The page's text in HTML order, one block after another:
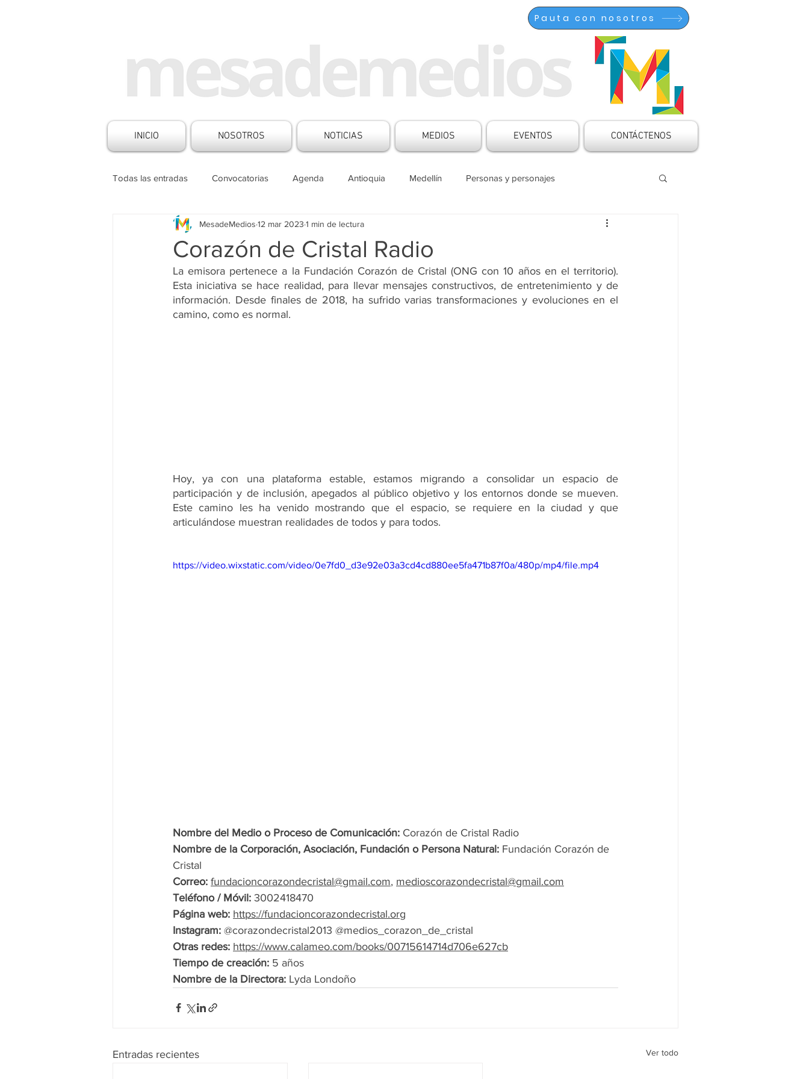
Pauta con nosotros
INICIO NOSOTROS NOTICIAS MEDIOS EVENTOS CONTÁCTENOS
Todas las entradas Convocatorias Agenda Antioquia Medellín Personas y personajes
Historias de Medios Noticias Mesa de Medios Boletines Articulaciones
Noticias Nacionales Institucional Medios Impresos Medio Digital Medio Audiovisual Medio Radial
Festivales de Cine
Corazón de Cristal Radio
MesadeMedios 12 mar 2023 1 min de lectura
La emisora pertenece a la Fundación Corazón de Cristal (ONG con 10 años en el territorio).
Esta iniciativa se hace realidad, para llevar mensajes constructivos, de entretenimiento y de
información. Desde finales de 2018, ha sufrido varias transformaciones y evoluciones en el
camino, como es normal.
Hoy, ya con una plataforma estable, estamos migrando a consolidar un espacio de
participación y de inclusión, apegados al público objetivo y los entornos donde se mueven.
Este camino les ha venido mostrando que el espacio, se requiere en la ciudad y que
articulándose muestran realidades de todos y para todos.
https://video.wixstatic.com/video/0e7fd0_d3e92e03a3cd4cd880ee5fa471b87f0a/480p/mp4/file.mp4
Nombre del Medio o Proceso de Comunicación: Corazón de Cristal Radio
Nombre de la Corporación, Asociación, Fundación o Persona Natural: Fundación Corazón de
Cristal
Correo: fundacioncorazondecristal@gmail.com, medioscorazondecristal@gmail.com
Teléfono / Móvil: 3002418470
Página web: https://fundacioncorazondecristal.org
Instagram: @corazondecristal2013 @medios_corazon_de_cristal
Otras redes: https://www.calameo.com/books/00715614714d706e627cb
Tiempo de creación: 5 años
Nombre de la Directora: Lyda Londoño
Entradas recientes Ver todo